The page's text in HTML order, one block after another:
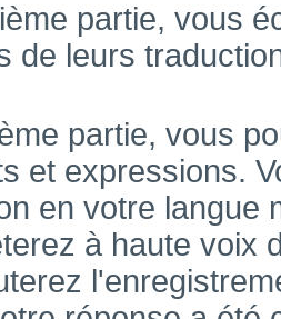
partie, vous
de leurs
partie, vous
et expressions.
en votre langue
à haute voix